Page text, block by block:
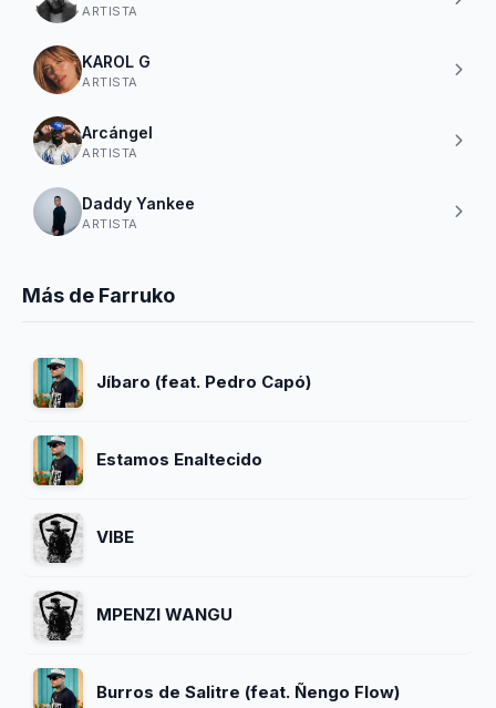
ARTISTA
KAROL G
ARTISTA
Arcángel
ARTISTA
Daddy Yankee
ARTISTA
Más de Farruko
Jíbaro (feat. Pedro Capó)
Estamos Enaltecido
VIBE
MPENZI WANGU
Burros de Salitre (feat. Ñengo Flow)